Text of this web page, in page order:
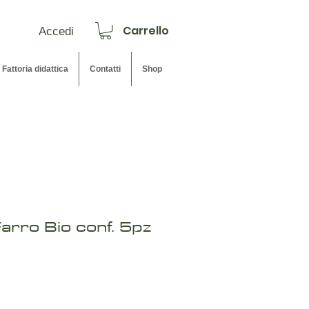
Fattoria didattica Contatti Shop
Accedi Carrello
Bio conf. 5pz